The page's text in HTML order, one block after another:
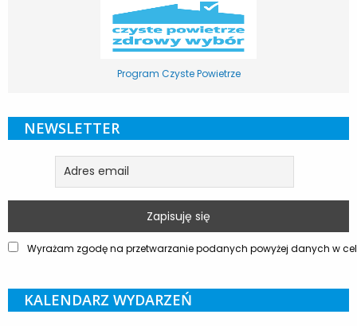
Program Czyste Powietrze
NEWSLETTER
Wyrażam zgodę na przetwarzanie podanych powyżej danych w
KALENDARZ WYDARZEŃ